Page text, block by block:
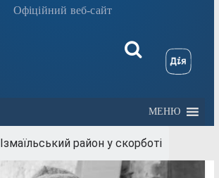
Офіційний веб-сайт
МЕНЮ
Ізмаїльський район у скорботі